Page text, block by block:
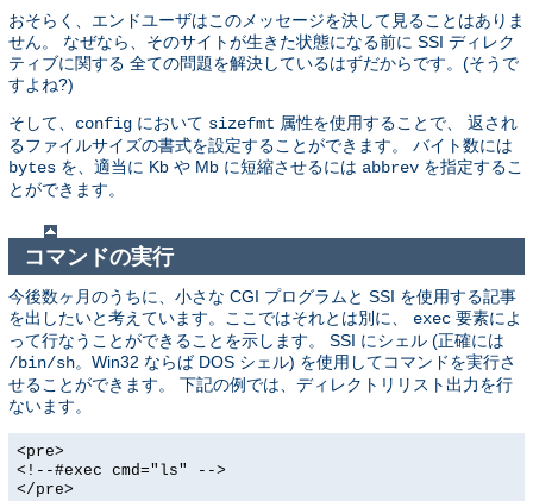
おそらく、エンドユーザはこのメッセージを決して見ることはありま
せん。 なぜなら、そのサイトが生きた状態になる前に SSI ディレク
ティブに関する 全ての問題を解決しているはずだからです。(そうで
すよね?)
そして、 config において sizefmt 属性を使用することで、 返され
るファイルサイズの書式を設定することができます。 バイト数には
bytes を、適当に Kb や Mb に短縮させるには abbrev を指定するこ
とができます。
コマンドの実行
今後数ヶ月のうちに、小さな CGI プログラムと SSI を使用する記事
を出したいと考えています。ここではそれとは別に、 exec 要素によ
って行なうことができることを示します。 SSI にシェル (正確には
/bin/sh。Win32 ならば DOS シェル) を使用してコマンドを実行さ
せることができます。 下記の例では、ディレクトリリスト出力を行
ないます。
<pre>
<!--#exec cmd="ls" -->
</pre>